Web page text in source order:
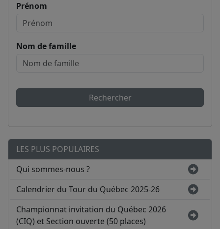
Prénom
Nom de famille
Rechercher
LES PLUS POPULAIRES
Qui sommes-nous ?
Calendrier du Tour du Québec 2025-26
Championnat invitation du Québec 2026
(CIQ) et Section ouverte (50 places)